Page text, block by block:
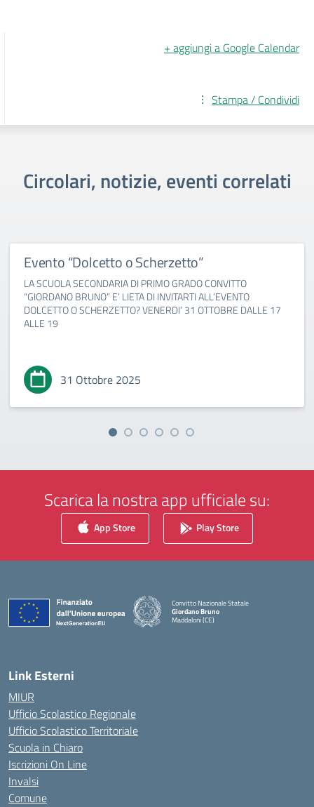
+ aggiungi a Google Calendar
Stampa / Condividi
Circolari, notizie, eventi correlati
Evento “Dolcetto o Scherzetto”
LA SCUOLA SECONDARIA DI PRIMO GRADO CONVITTO
“GIORDANO BRUNO” E’ LIETA DI INVITARTI ALL’EVENTO
DOLCETTO O SCHERZETTO? VENERDI’ 31 OTTOBRE DALLE 17
ALLE 19
31 Ottobre 2025
Scarica la nostra app ufficiale su:
App Store Play Store
Convitto Nazionale Statale
Giordano Bruno
Maddaloni (CE)
Link Esterni
MIUR
Ufficio Scolastico Regionale
Ufficio Scolastico Territoriale
Scuola in Chiaro
Iscrizioni On Line
Invalsi
Comune